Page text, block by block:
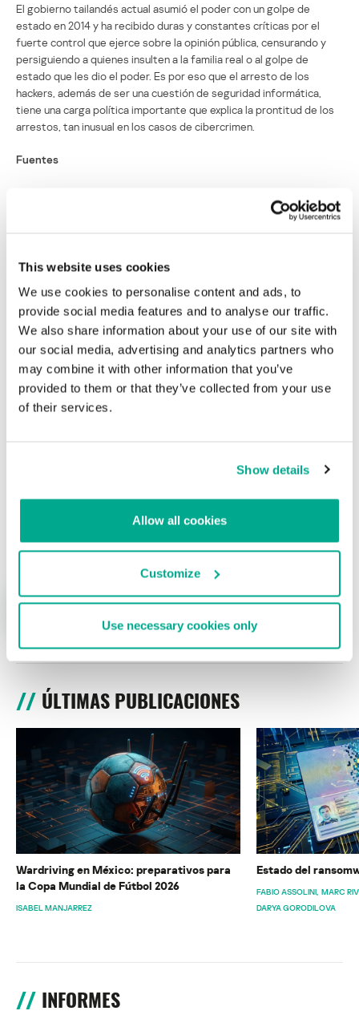
This website uses cookies
We use cookies to personalise content and ads, to
provide social media features and to analyse our traffic.
We also share information about your use of our site with
our social media, advertising and analytics partners who
may combine it with other information that you’ve
provided to them or that they’ve collected from your use
of their services.
Show details
Allow all cookies
Customize
Use necessary cookies only
El gobierno tailandés actual asumió el poder con un golpe de
estado en 2014 y ha recibido duras y constantes críticas por el
fuerte control que ejerce sobre la opinión pública, censurando y
persiguiendo a quienes insulten a la familia real o al golpe de
estado que les dio el poder. Es por eso que el arresto de los
hackers, además de ser una cuestión de seguridad informática,
tiene una carga política importante que explica la prontitud de los
arrestos, tan inusual en los casos de cibercrimen.
Fuentes
Nueve hackers tailandeses arrestados por
lanzar ciberataques contra la vigilancia y
censura de Internet
Su dirección de correo electrónico no será publicada.
campos obligatorios están marcados con *
Correo electrónico
ÚLTIMAS PUBLICACIONES
Wardriving en México: preparativos para
la Copa Mundial de Fútbol 2026
ISABEL MANJARREZ
Estado del
FABIO ASSOLINI MARC
DARYA GORODILOVA
INFORMES